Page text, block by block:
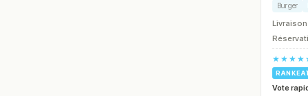
Burger
Livraison
Vote